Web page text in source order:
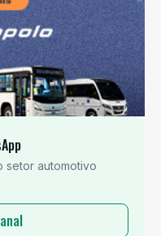
setor automotivo